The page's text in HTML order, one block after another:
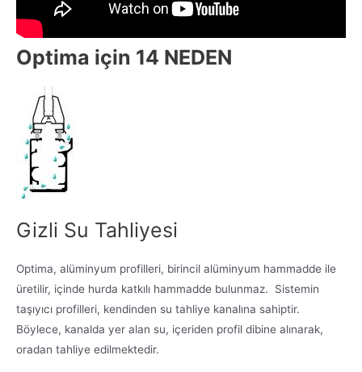
Optima için 14 NEDEN
Gizli Su Tahliyesi
Optima, alüminyum profilleri, birincil alüminyum hammadde ile
üretilir, içinde hurda katkılı hammadde bulunmaz. Sistemin
taşıyıcı profilleri, kendinden su tahliye kanalına sahiptir.
Böylece, kanalda yer alan su, içeriden profil dibine alınarak,
oradan tahliye edilmektedir.